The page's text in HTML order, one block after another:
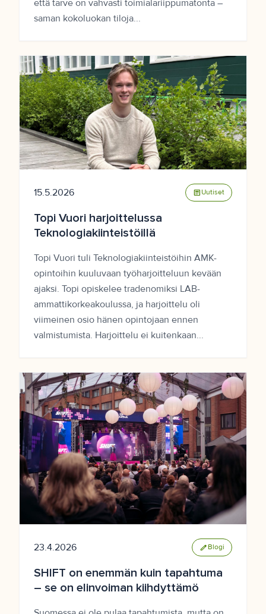
että tarve on vahvasti toimialariippumatonta –
saman kokoluokan tiloja...
15.5.2026 article Uutiset
Topi Vuori harjoittelussa
Teknologiakiinteistöillä
Topi Vuori tuli Teknologiakiinteistöihin AMK-
opintoihin kuuluvaan työharjoitteluun kevään
ajaksi. Topi opiskelee tradenomiksi LAB-
ammattikorkeakoulussa, ja harjoittelu oli
viimeinen osio hänen opintojaan ennen
valmistumista. Harjoittelu ei kuitenkaan...
23.4.2026 edit Blogi
SHIFT on enemmän kuin tapahtuma
– se on elinvoiman kiihdyttämö